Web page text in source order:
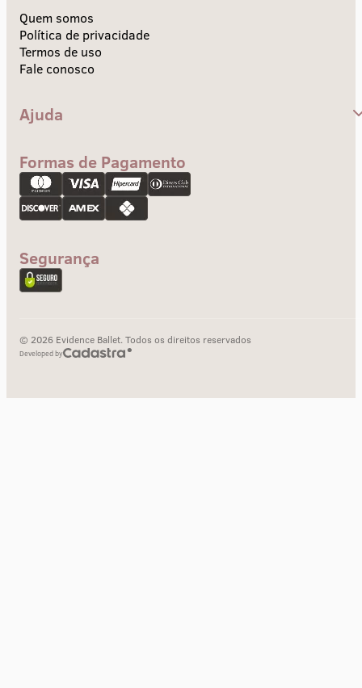
Quem somos
Política de privacidade
Termos de uso
Fale conosco
Ajuda
Troca e devolução
Pagamento
Formas de Pagamento
Segurança
© 2026 Evidence Ballet. Todos os direitos reservados
Developed by